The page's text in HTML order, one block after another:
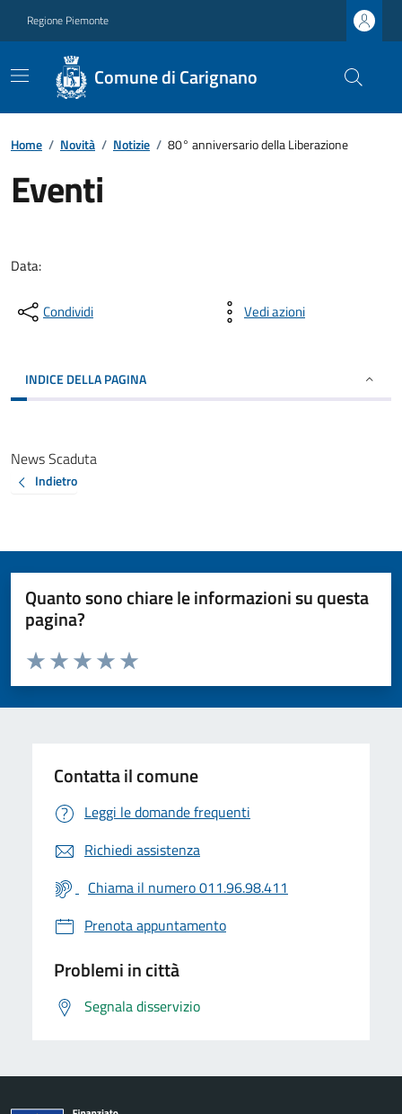
Regione Piemonte
Comune di Carignano
Home / Novità / Notizie / 80° anniversario della Liberazione
Eventi
Data:
Condividi Vedi azioni
INDICE DELLA PAGINA
News Scaduta
Indietro
Quanto sono chiare le informazioni su questa
pagina?
Valuta da 1 a 5 stelle la pagina
Valuta 5 stelle su 5
Valuta 4 stelle su 5
Valuta 3 stelle su 5
Valuta 2 stelle su 5
Valuta 1 stelle su 5
Contatta il comune
Leggi le domande frequenti
Richiedi assistenza
Chiama il numero 011.96.98.411
Prenota appuntamento
Problemi in città
Segnala disservizio